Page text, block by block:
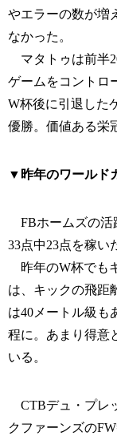
やエラーの数が増
なかった。
マタトゥは前半
ゲームをコントロ
W杯後に引退した
優勝。価値ある栄
▼昨年のワールド
FBホームズの活
33点中23点を稼い
昨年のW杯でも
は、キックの飛距
は40メートル級も
程に。あまり得意
いる。
CTBデュ・プレ
クファーンズの